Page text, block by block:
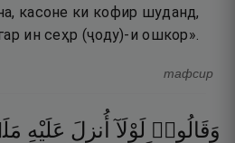
касоне ки кофир шуданд,
ин сеҳр (ҷоду)-и ошкор».
тафсир
وَقَالُوا۟ لَوْلَآ أُنزِلَ عَلَيْهِ